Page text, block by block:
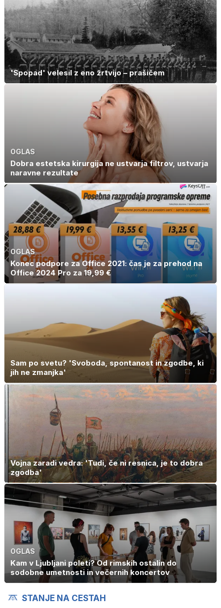
potrebuje
'Spopad' velesil z eno žrtvijo – prašičem
OGLAS
Dobra estetska kirurgija ne ustvarja filtrov, ustvarja
naravne rezultate
OGLAS
Konec podpore za Office 2021: čas je za prehod na
Office 2024 Pro za 19,99 €
Sam po svetu? 'Svoboda, spontanost in zgodbe, ki
jih ne zmanjka'
Vojna zaradi vedra: 'Tudi, če ni resnica, je to dobra
zgodba'
OGLAS
Kam v Ljubljani poleti? Od rimskih ostalin do
sodobne umetnosti in večernih koncertov
STANJE NA CESTAH